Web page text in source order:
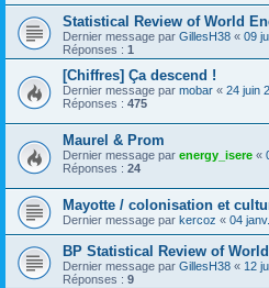
Statistical Review of World
Dernier message par GillesH38 « 09
Réponses : 1
[Chiffres] Ça descend !
Dernier message par mobar « 24 juin
Réponses : 475
Maurel & Prom
Dernier message par energy_isere «
Réponses : 24
Mayotte / colonisation et
Dernier message par kercoz « 04
BP Statistical Review of
Dernier message par GillesH38 « 12
Réponses : 9